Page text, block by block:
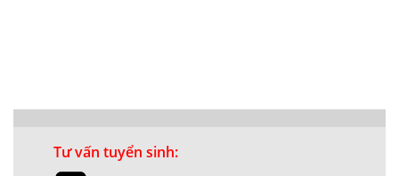
Tư vấn tuyển sinh: